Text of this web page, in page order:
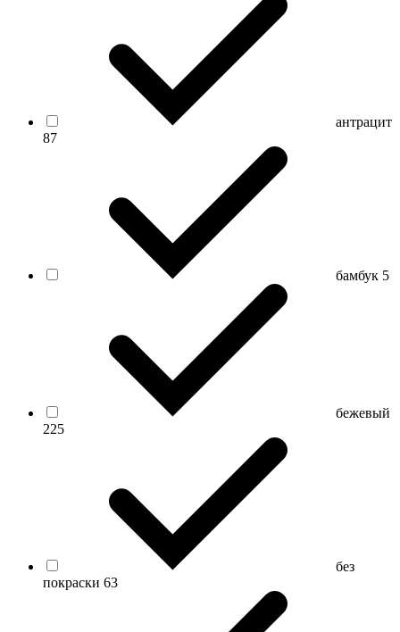
антрацит
87
бамбук 5
бежевый
225
без
покраски 63